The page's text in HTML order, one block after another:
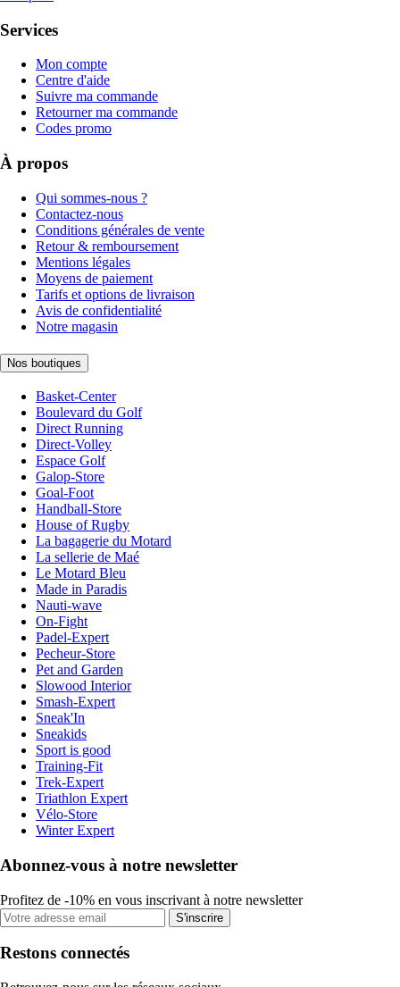
Services
Mon compte
Centre d'aide
Suivre ma commande
Retourner ma commande
Codes promo
À propos
Qui sommes-nous ?
Contactez-nous
Conditions générales de vente
Retour & remboursement
Mentions légales
Moyens de paiement
Tarifs et options de livraison
Avis de confidentialité
Notre magasin
Nos boutiques
Basket-Center
Boulevard du Golf
Direct Running
Direct-Volley
Espace Golf
Galop-Store
Goal-Foot
Handball-Store
House of Rugby
La bagagerie du Motard
La sellerie de Maé
Le Motard Bleu
Made in Paradis
Nauti-wave
On-Fight
Padel-Expert
Pecheur-Store
Pet and Garden
Slowood Interior
Smash-Expert
Sneak'In
Sneakids
Sport is good
Training-Fit
Trek-Expert
Triathlon Expert
Vélo-Store
Winter Expert
Abonnez-vous à notre newsletter
Profitez de -10% en vous inscrivant à notre newsletter
S'inscrire
Restons connectés